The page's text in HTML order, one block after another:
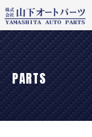
PARTS